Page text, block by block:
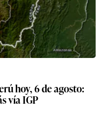
hoy, 6 de agosto:
vía IGP